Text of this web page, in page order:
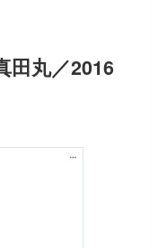
田丸／2016